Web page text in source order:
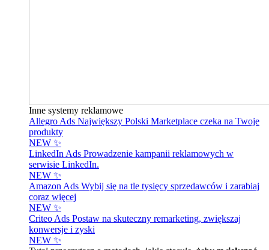
Inne systemy reklamowe
Allegro Ads Największy Polski Marketplace czeka na Twoje
produkty
NEW ✨
LinkedIn Ads Prowadzenie kampanii reklamowych w
serwisie LinkedIn.
NEW ✨
Amazon Ads Wybij się na tle tysięcy sprzedawców i zarabiaj
coraz więcej
NEW ✨
Criteo Ads Postaw na skuteczny remarketing, zwiększaj
konwersje i zyski
NEW ✨